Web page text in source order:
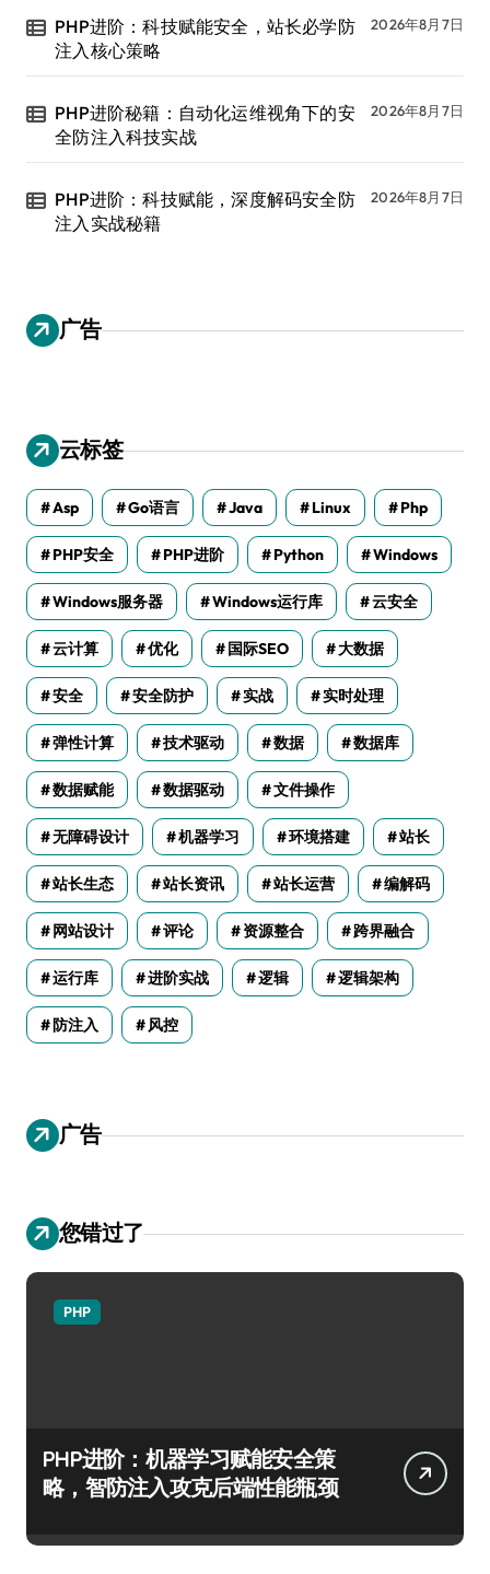
PHP进阶：科技赋能安全，站长必学防
注入核心策略
2026年8月7日
PHP进阶秘籍：自动化运维视角下的安
全防注入科技实战
2026年8月7日
PHP进阶：科技赋能，深度解码安全防
注入实战秘籍
2026年8月7日
广告
云标签
Asp Go语言 Java Linux Php
PHP安全 PHP进阶 Python Windows
Windows服务器 Windows运行库 云安全
云计算 优化 国际SEO 大数据
安全 安全防护 实战 实时处理
弹性计算 技术驱动 数据 数据库
数据赋能 数据驱动 文件操作
无障碍设计 机器学习 环境搭建 站长
站长生态 站长资讯 站长运营 编解码
网站设计 评论 资源整合 跨界融合
运行库 进阶实战 逻辑 逻辑架构
防注入 风控
广告
您错过了
PHP
PHP进阶：机器学习赋能安全策
略，智防注入攻克后端性能瓶颈